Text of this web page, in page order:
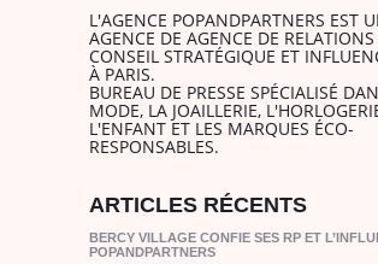
L'AGENCE POPANDPARTNERS EST
AGENCE DE AGENCE DE RELATIONS
CONSEIL STRATÉGIQUE ET
À PARIS.
BUREAU DE PRESSE SPÉCIALISÉ
MODE, LA JOAILLERIE,
L'ENFANT ET LES MARQUES ÉCO-
RESPONSABLES.
ARTICLES RÉCENTS
BERCY VILLAGE CONFIE SES RP ET
POPANDPARTNERS